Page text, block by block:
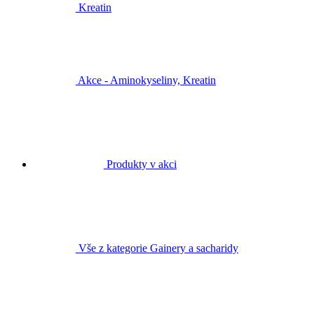
Kreatin
Akce - Aminokyseliny, Kreatin
Produkty v akci
Vše z kategorie Gainery a sacharidy